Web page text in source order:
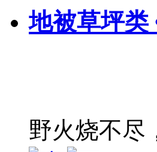
地被草坪类
野火烧不尽